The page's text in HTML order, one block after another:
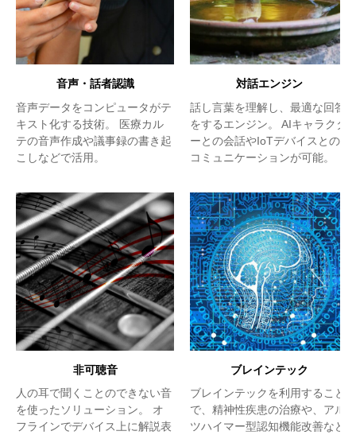
音声・話者認識
音声データをコンピュータがテ
キスト化する技術。 医療カル
テの音声作成や議事録の書き起
こしなどで活用。
対話エンジン
話し言葉を理解し、最適な回答
をするエンジン。 AIキャラクタ
ーとの会話やIoTデバイスとの
コミュニケーションが可能。
非可聴音
人の耳で聞くことのできない音
を使ったソリューション。 オ
フラインでデバイス上に解説表
ブレインテック
ブレインテックを利用すること
で、精神性疾患の治療や、アル
ツハイマー型認知機能改善など